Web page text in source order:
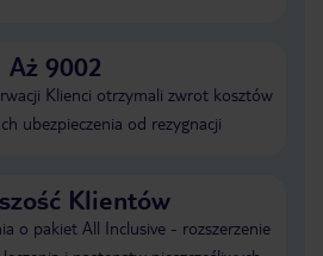
Aż 9002
Klienci otrzymali zwrot kosztów
ubezpieczenia od rezygnacji
Klientów
o pakiet All Inclusive - rozszerzenie